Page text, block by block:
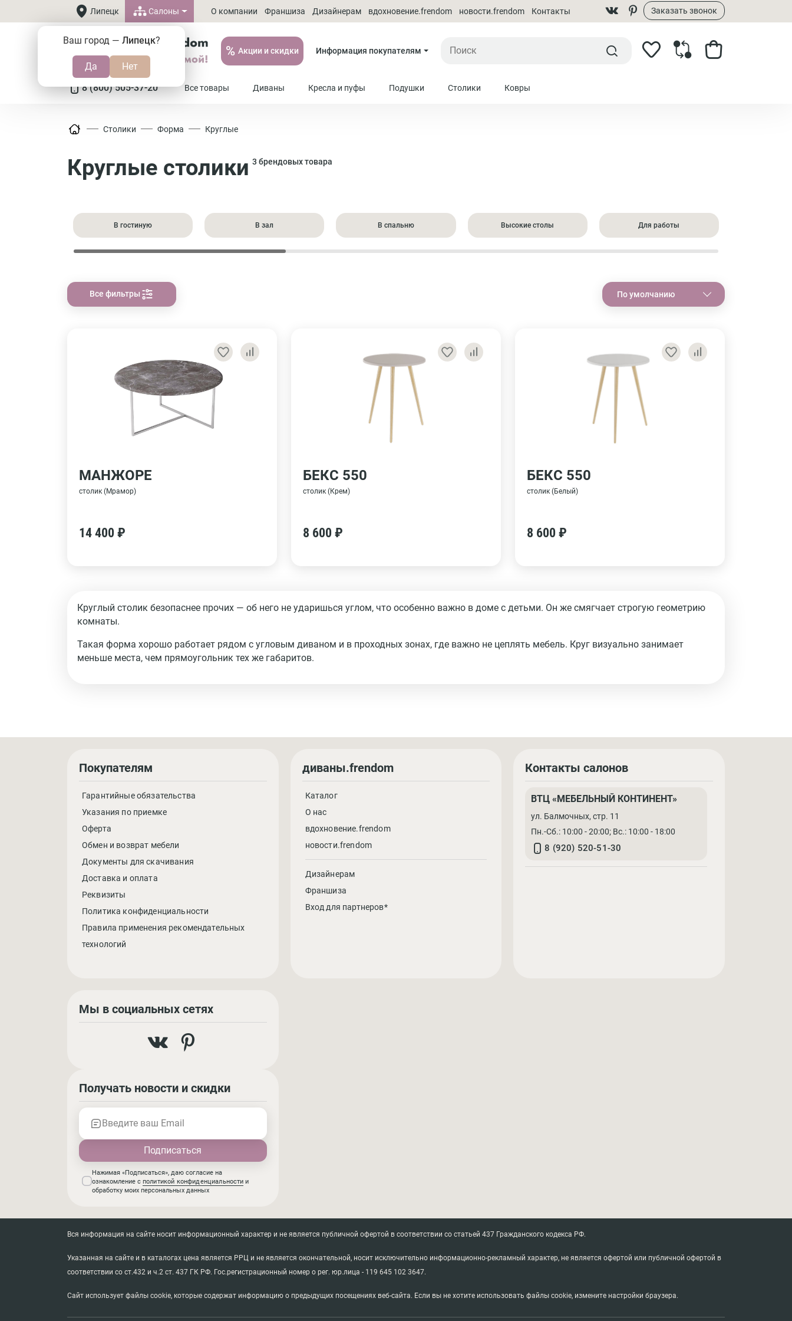
Липецк
Ваш город — Липецк?
Салоны О компании Франшиза Дизайнерам вдохновение.frendom новости.frendom Контакты Заказать звонок
% Акции и скидки Информация покупателям
8 (800) 505-37-20 Все товары Диваны Кресла и пуфы Подушки Столики Ковры
Столики Форма Круглые
Круглые столики 3 брендовых товара
В гостиную В зал В спальню Высокие столы Для работы
Все фильтры По умолчанию
МАНЖОРЕ
столик (Мрамор)
14 400 ₽
БЕКС 550
столик (Крем)
8 600 ₽
БЕКС 550
столик (Белый)
8 600 ₽
Круглый столик безопаснее прочих — об него не ударишься углом, что особенно важно в доме с детьми. Он же смягчает строгую геометрию
комнаты.
Такая форма хорошо работает рядом с угловым диваном и в проходных зонах, где важно не цеплять мебель. Круг визуально занимает
меньше места, чем прямоугольник тех же габаритов.
Покупателям
Гарантийные обязательства
Указания по приемке
Оферта
Обмен и возврат мебели
Документы для скачивания
Доставка и оплата
Реквизиты
Политика конфиденциальности
Правила применения рекомендательных
технологий
диваны.frendom
Каталог
О нас
вдохновение.frendom
новости.frendom
Дизайнерам
Франшиза
Вход для партнеров*
Контакты салонов
ВТЦ «МЕБЕЛЬНЫЙ КОНТИНЕНТ»
ул. Балмочных, стр. 11
Пн.-Сб.: 10:00 - 20:00; Вс.: 10:00 - 18:00
8 (920) 520-51-30
Мы в социальных сетях
Получать новости и скидки
Введите ваш Email
Нажимая «Подписаться», даю согласие на
ознакомление с политикой конфиденциальности и
обработку моих персональных данных
Вся информация на сайте носит информационный характер и не является публичной офертой в соответствии со статьей 437 Гражданского кодекса РФ.
Указанная на сайте и в каталогах цена является РРЦ и не является окончательной, носит исключительно информационно-рекламный характер, не является офертой или публичной офертой в
соответствии со ст.432 и ч.2 ст. 437 ГК РФ. Гос.регистрационный номер о рег. юр.лица - 119 645 102 3647.
Сайт использует файлы cookie, которые содержат информацию о предыдущих посещениях веб-сайта. Если вы не хотите использовать файлы cookie, измените настройки браузера.